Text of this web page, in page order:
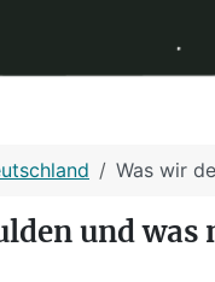
Was wir
und was